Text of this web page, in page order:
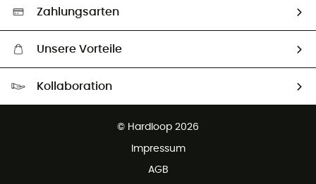
Auswahl an nachhaltigen Produkten
Zahlungsarten
Unsere Vorteile
Kollaboration
© Hardloop 2026
Impressum
AGB